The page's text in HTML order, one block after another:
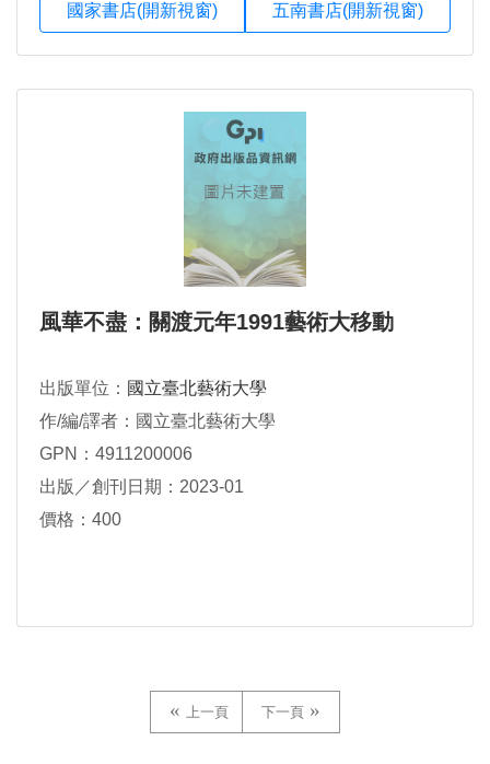
國家書店(開新視窗) 五南書店(開新視窗)
風華不盡：關渡元年1991藝術大移動
出版單位： 國立臺北藝術大學
作/編/譯者：國立臺北藝術大學
GPN：4911200006
出版／創刊日期：2023-01
價格：400
上一頁 下一頁